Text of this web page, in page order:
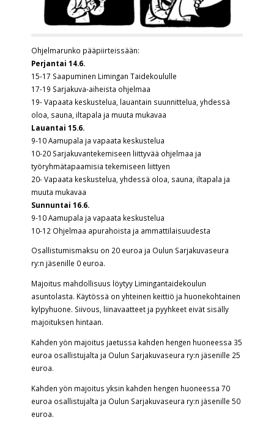
Ohjelmarunko pääpiirteissään:
Perjantai 14.6.
15-17 Saapuminen Limingan Taidekoululle
17-19 Sarjakuva-aiheista ohjelmaa
19- Vapaata keskustelua, lauantain suunnittelua, yhdessä
oloa, sauna, iltapala ja muuta mukavaa
Lauantai 15.6.
9-10 Aamupala ja vapaata keskustelua
10-20 Sarjakuvantekemiseen liittyvää ohjelmaa ja
työryhmätapaamisia tekemiseen liittyen
20- Vapaata keskustelua, yhdessä oloa, sauna, iltapala ja
muuta mukavaa
Sunnuntai 16.6.
9-10 Aamupala ja vapaata keskustelua
10-12 Ohjelmaa apurahoista ja ammattilaisuudesta
Osallistumismaksu on 20 euroa ja Oulun Sarjakuvaseura
ry:n jäsenille 0 euroa.
Majoitus mahdollisuus löytyy Limingantaidekoulun
asuntolasta. Käytössä on yhteinen keittiö ja huonekohtainen
kylpyhuone. Siivous, liinavaatteet ja pyyhkeet eivät sisälly
majoituksen hintaan.
Kahden yön majoitus jaetussa kahden hengen huoneessa 35
euroa osallistujalta ja Oulun Sarjakuvaseura ry:n jäsenille 25
euroa.
Kahden yön majoitus yksin kahden hengen huoneessa 70
euroa osallistujalta ja Oulun Sarjakuvaseura ry:n jäsenille 50
euroa.